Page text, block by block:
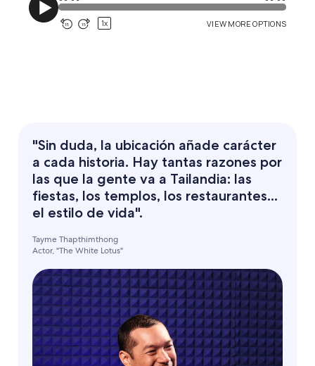
"Sin duda, la ubicación añade carácter
a cada historia. Hay tantas razones por
las que la gente va a Tailandia: las
fiestas, los templos, los restaurantes...
el estilo de vida".
Tayme Thapthimthong
Actor, "The White Lotus"